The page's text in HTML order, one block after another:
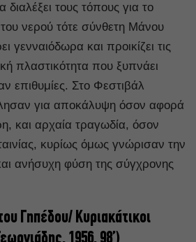
διαλέξει τους τόπους για το
νερού τότε σύνθετη Μάνου
γενναιόδωρα και προικίζει τις
πλαστικότητα που ξυπνάει
επιθυμίες. Στο Φεστιβάλ
για αποκάλυψη όσον αφορά
και αρχαία τραγωδία, όσον
κυρίως όμως γνώρισαν την
ανήσυχη φύση της σύγχρονης
Γηπέδου/ Κυριακάτικοι